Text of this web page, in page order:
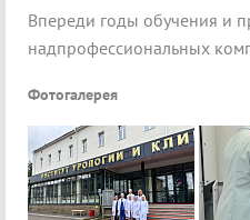
Впереди годы обучения и
надпрофессиональных
Фотогалерея